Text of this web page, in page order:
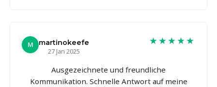
M
martinokeefe
27 Jan 2025
★★★★★
Ausgezeichnete und freundliche
Kommunikation. Schnelle Antwort auf meine